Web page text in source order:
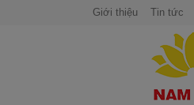
Giới thiệu Tin tức